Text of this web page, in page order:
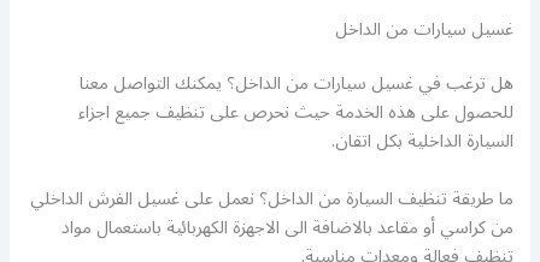
غسيل سيارات من الداخل
هل ترغب في غسيل سيارات من الداخل؟ يمكنك التواصل معنا
للحصول على هذه الخدمة حيث نحرص على تنظيف جميع اجزاء
السيارة الداخلية بكل اتقان.
ما طريقة تنظيف السيارة من الداخل؟ نعمل على غسيل الفرش الداخلي
من كراسي أو مقاعد بالاضافة الى الاجهزة الكهربائية باستعمال مواد